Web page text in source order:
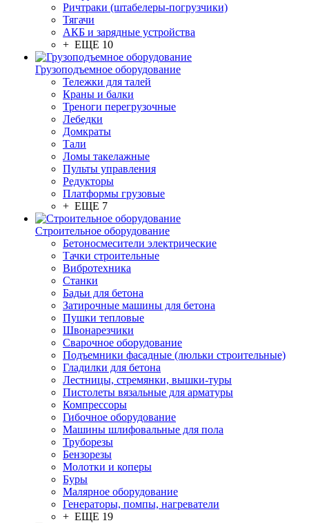
Ричтраки (штабелеры-погрузчики)
Тягачи
АКБ и зарядные устройства
+ ЕЩЕ 10
Грузоподъемное оборудование
Тележки для талей
Краны и балки
Треноги перегрузочные
Лебедки
Домкраты
Тали
Ломы такелажные
Пульты управления
Редукторы
Платформы грузовые
+ ЕЩЕ 7
Строительное оборудование
Бетоносмесители электрические
Тачки строительные
Вибротехника
Станки
Бадьи для бетона
Затирочные машины для бетона
Пушки тепловые
Швонарезчики
Сварочное оборудование
Подъемники фасадные (люльки строительные)
Гладилки для бетона
Лестницы, стремянки, вышки-туры
Пистолеты вязальные для арматуры
Компрессоры
Гибочное оборудование
Машины шлифовальные для пола
Труборезы
Бензорезы
Молотки и коперы
Буры
Малярное оборудование
Генераторы, помпы, нагреватели
+ ЕЩЕ 19